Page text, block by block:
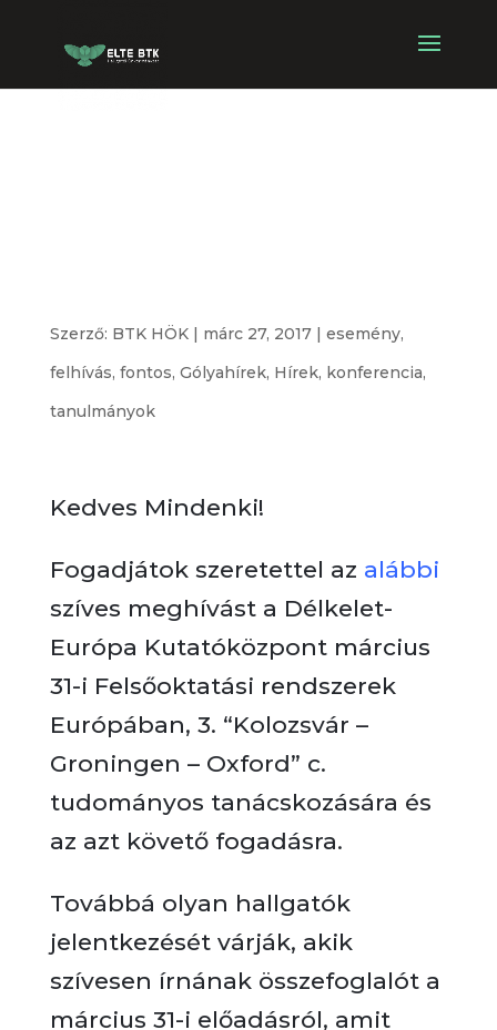
Szerző: BTK HÖK| márc 27, 2017| esemény,
felhívás, fontos, Gólyahírek, Hírek, konferencia,
tanulmányok
Kedves Mindenki!
Fogadjátok szeretettel az alábbi
szíves meghívást a Délkelet-
Európa Kutatóközpont március
31-i Felsőoktatási rendszerek
Európában, 3. “Kolozsvár –
Groningen – Oxford” c.
tudományos tanácskozására és
az azt követő fogadásra.
Továbbá olyan hallgatók
jelentkezését várják, akik
szívesen írnának összefoglalót a
március 31-i előadásról, amit